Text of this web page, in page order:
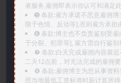
者服务,雇佣即表示你认可和满足
➎ 条款:雇方承诺不恶意雇佣
限于色情、反动等],否则雇方承担
➏️ 条款:博主也不负责鉴别受
于分裂、犯罪等], 雇方需自行鉴
❼ 条款:白天完成雇佣内容最
二天12点前，对无法完成的雇佣
❽ 条款:雇佣博主为您从事资
照当地最低工资标准时薪计算所得.